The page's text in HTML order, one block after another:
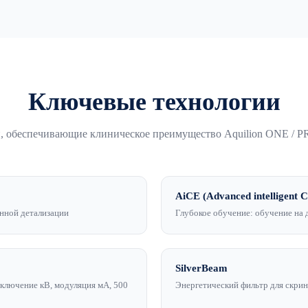
Ключевые технологии
обеспечивающие клиническое преимущество Aquilion ONE /
детализации
AiCE (Advanced intelligent
Глубокое обучение: обучение
кВ, модуляция мА, 500
SilverBeam
Энергетический фильтр для